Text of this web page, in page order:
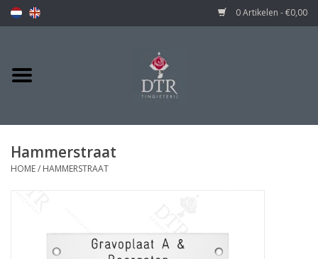
0 Artikelen - €0,00
Hammerstraat
HOME/ HAMMERSTRAAT